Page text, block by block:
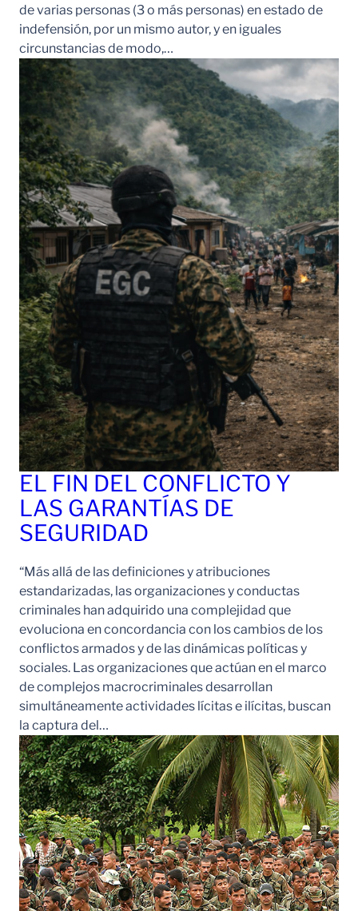
de varias personas (3 o más personas) en estado de
indefensión, por un mismo autor, y en iguales
circunstancias de modo,…
EL FIN DEL CONFLICTO Y
LAS GARANTÍAS DE
SEGURIDAD
“Más allá de las definiciones y atribuciones
estandarizadas, las organizaciones y conductas
criminales han adquirido una complejidad que
evoluciona en concordancia con los cambios de los
conflictos armados y de las dinámicas políticas y
sociales. Las organizaciones que actúan en el marco
de complejos macrocriminales desarrollan
simultáneamente actividades lícitas e ilícitas, buscan
la captura del…